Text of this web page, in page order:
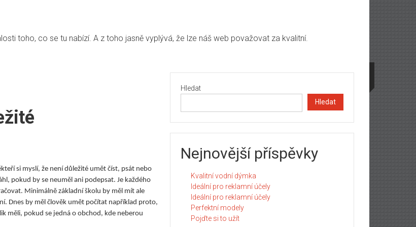
toho, co se tu nabízí. A z toho jasně vyplývá, že lze náš web považovat za kvalitní.
si myslí, že není důležité umět číst, psát nebo
pokud by se neuměl ani podepsat. Je každého
Minimálně základní školu by měl mít ale
Dnes by měl člověk umět počítat například proto,
měli, pokud se jedná o obchod, kde neberou
Hledat
Hledat
Nejnovější příspěvky
Kvalitní vodní dýmka
Ideální pro reklamní účely
Ideální pro reklamní účely
Perfektní modely
Pojďte si to užít